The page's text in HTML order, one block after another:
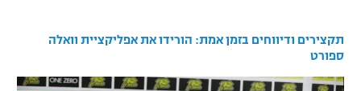
תגיות
תקצירים ודיווחים בזמן אמת: הורידו את אפליקציית וואלה
ספורט